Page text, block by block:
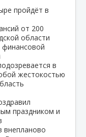
пройдёт в
от 200
области
в
жестокостью
праздником и
внепланово